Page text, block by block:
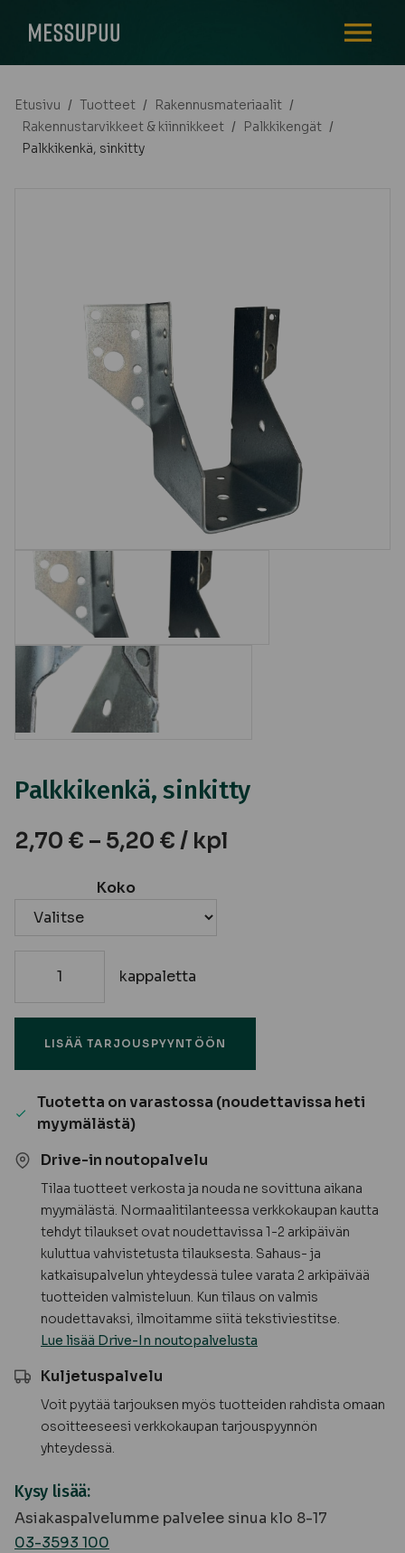
Etusivu / Tuotteet / Rakennusmateriaalit /
Rakennustarvikkeet & kiinnikkeet / Palkkikengät /
Palkkikenkä, sinkitty
Palkkikenkä, sinkitty
2,70 € – 5,20 € / kpl
Koko
Palkkikenkä,
kappaletta
LISÄÄ TARJOUSPYYNTÖÖN
Tuotetta on varastossa (noudettavissa heti
myymälästä)
Drive-in noutopalvelu
Tilaa tuotteet verkosta ja nouda ne sovittuna aikana
myymälästä. Normaalitilanteessa verkkokaupan kautta
tehdyt tilaukset ovat noudettavissa 1-2 arkipäivän
kuluttua vahvistetusta tilauksesta. Sahaus- ja
katkaisupalvelun yhteydessä tulee varata 2 arkipäivää
tuotteiden valmisteluun. Kun tilaus on valmis
noudettavaksi, ilmoitamme siitä tekstiviestitse.
Lue lisää Drive-In noutopalvelusta
Kuljetuspalvelu
Voit pyytää tarjouksen myös tuotteiden rahdista omaan
osoitteeseesi verkkokaupan tarjouspyynnön
yhteydessä.
Kysy lisää:
Asiakaspalvelumme palvelee sinua klo 8-17
03-3593 100